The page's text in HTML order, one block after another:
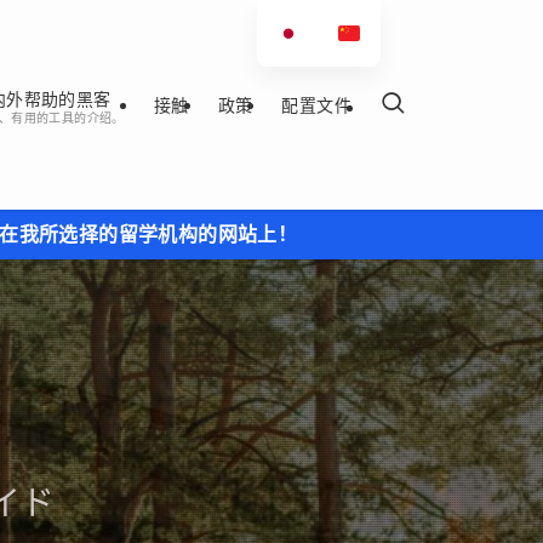
外帮助的黑客
有用的工具的介绍。
接触 政策 配置文件
网站上！
ド